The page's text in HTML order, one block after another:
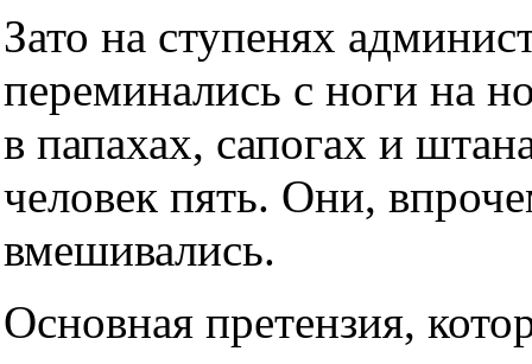
Зато на ступенях
переминались с ноги на
в папахах, сапогах и
человек пять. Они,
вмешивались.
Основная претензия,